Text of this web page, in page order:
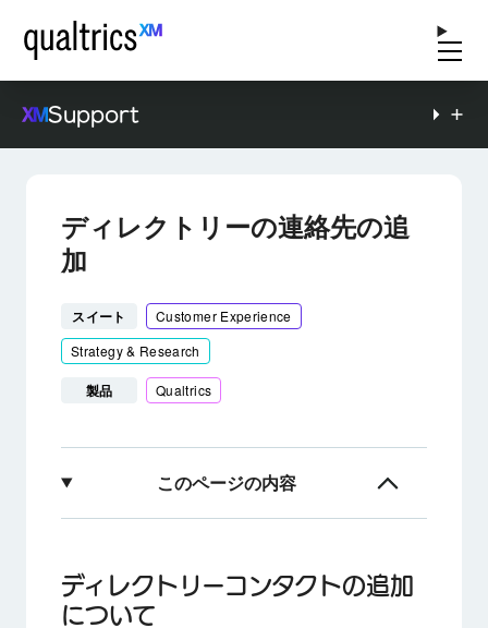
Support
ディレクトリーの連絡先の追
加
スイート
Customer Experience
Strategy & Research
製品 Qualtrics
このページの内容
XM Directoryの連絡先を使用できるプロジェ
ディレクトリーコンタクトの追加
について